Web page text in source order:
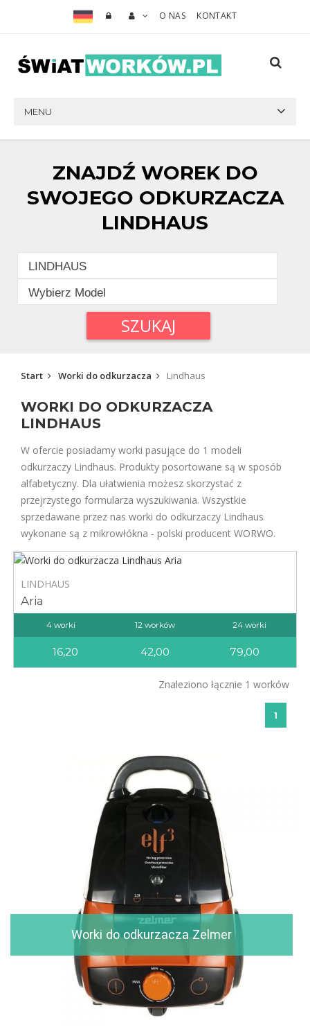
O NAS KONTAKT
MENU
ZNAJDŹ WOREK DO
SWOJEGO ODKURZACZA
LINDHAUS
SZUKAJ
Start Worki do odkurzacza Lindhaus
WORKI DO ODKURZACZA
LINDHAUS
W ofercie posiadamy worki pasujące do 1 modeli
odkurzaczy Lindhaus. Produkty posortowane są w sposób
alfabetyczny. Dla ułatwienia możesz skorzystać z
przejrzystego formularza wyszukiwania. Wszystkie
sprzedawane przez nas worki do odkurzaczy Lindhaus
wykonane są z mikrowłókna - polski producent WORWO.
LINDHAUS
Aria
4 worki 12 worków 24 worki
16,20 42,00 79,00
Znaleziono łącznie 1 worków
1
Worki do odkurzacza Zelmer